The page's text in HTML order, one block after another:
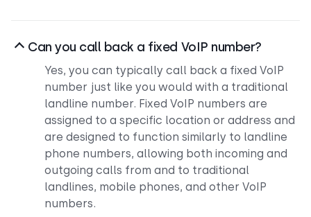
Can you call back a fixed VoIP number?
Yes, you can typically call back a fixed VoIP
number just like you would with a traditional
landline number. Fixed VoIP numbers are
assigned to a specific location or address and
are designed to function similarly to landline
phone numbers, allowing both incoming and
outgoing calls from and to traditional
landlines, mobile phones, and other VoIP
numbers.